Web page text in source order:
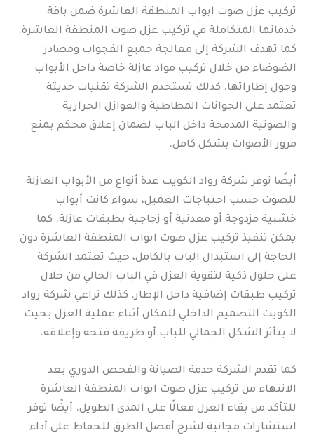
تركيب عزل صوت ابواب المنطقة العاشرة ضمن باقة
خدماتها المتكاملة في تركيب عزل صوت المنطقة العاشرة.
كما تهدف الشركة إلى معالجة جميع الفجوات ومصادر
الضوضاء من خلال تركيب مواد عازلة خاصة داخل الأبواب
وحول إطاراتها. كذلك تستخدم الشركة تقنيات حديثة
تعتمد على الجوانات المطاطية والعوازل الحرارية
والصوتية المدمجة داخل الباب لضمان إغلاق محكم يمنع
مرور الأصوات بشكل كامل.
أيضًا توفر شركة رواد الكويت عدة أنواع من الأبواب العازلة
للصوت حسب احتياجات العميل، سواء كانت أبواب
خشبية مزدوجة أو معدنية أو زجاجية بطبقات عازلة. كما
يمكن تنفيذ تركيب عزل صوت ابواب المنطقة العاشرة دون
الحاجة إلى استبدال الباب بالكامل، حيث تعتمد الشركة
على حلول ذكية لتقوية العزل في الباب الحالي من خلال
تركيب طبقات إضافية داخل الإطار. كذلك تراعي شركة رواد
الكويت التصميم الداخلي للمكان أثناء عملية العزل بحيث
لا يتأثر الشكل الجمالي للباب أو طريقة فتحه وإغلاقه.
كما تقدم الشركة خدمة الصيانة والفحص الدوري بعد
الانتهاء من تركيب عزل صوت ابواب المنطقة العاشرة
للتأكد من بقاء العزل فعالًا على المدى الطويل. أيضًا توفر
استشارات مجانية لشرح أفضل الطرق للحفاظ على أداء